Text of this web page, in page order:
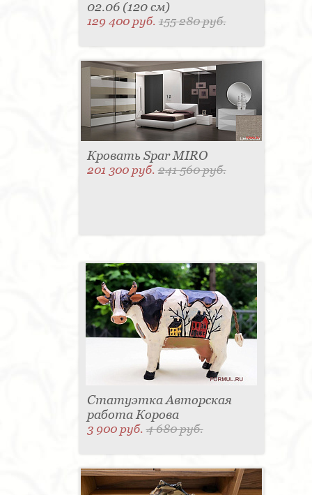
02.06 (120 см)
129 400 руб.155 280 руб.
Кровать Spar MIRO
201 300 руб.241 560 руб.
Статуэтка Авторская
работа Корова
3 900 руб.4 680 руб.